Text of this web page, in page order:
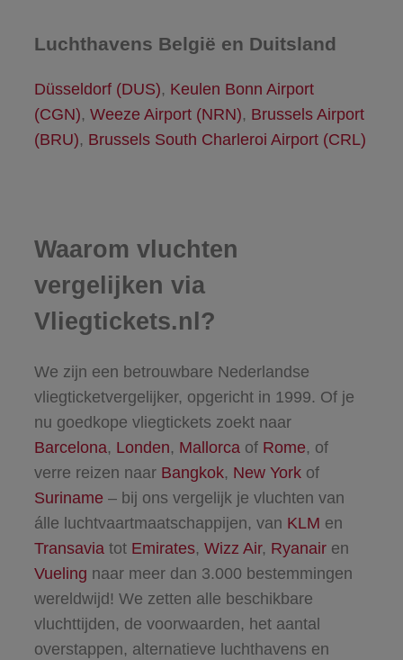
Luchthavens België en Duitsland
Düsseldorf (DUS), Keulen Bonn Airport
(CGN), Weeze Airport (NRN), Brussels Airport
(BRU), Brussels South Charleroi Airport (CRL)
Waarom vluchten
vergelijken via
Vliegtickets.nl?
We zijn een betrouwbare Nederlandse
vliegticketvergelijker, opgericht in 1999. Of je
nu goedkope vliegtickets zoekt naar
Barcelona, Londen, Mallorcaof Rome, of
verre reizen naar Bangkok, New Yorkof
Suriname – bij ons vergelijk je vluchten van
álle luchtvaartmaatschappijen, van KLM en
Transaviatot Emirates, Wizz Air, Ryanairen
Vueling naar meer dan 3.000 bestemmingen
wereldwijd! We zetten alle beschikbare
vluchttijden, de voorwaarden, het aantal
overstappen, alternatieve luchthavens en